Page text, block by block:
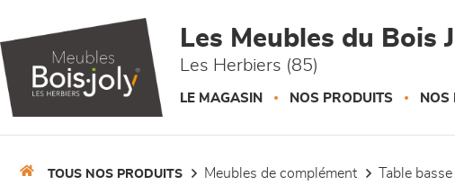
Les Meubles du Bois
Les Herbiers (85)
LE MAGASIN NOS PRODUITS NOS
TOUS NOS PRODUITS meubles de complément table basse